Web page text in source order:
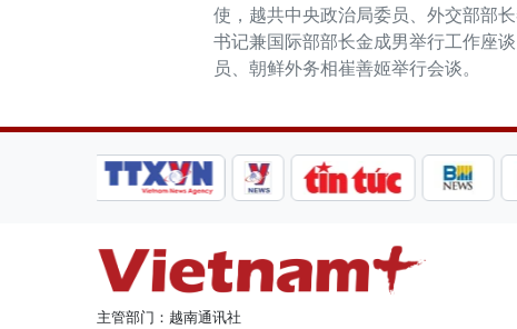
使，越共中央政治局委员、外交部部
书记兼国际部部长金成男举行工作座
员、朝鲜外务相崔善姬举行会谈。
主管部门：越南通讯社